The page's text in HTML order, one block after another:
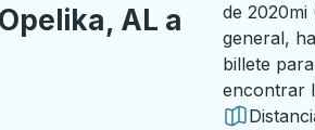
AL a
de 2020mi
general,
billete
encontrar